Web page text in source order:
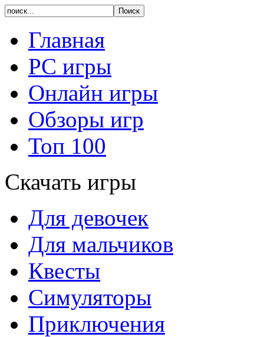
Главная
PC игры
Онлайн игры
Обзоры игр
Топ 100
Скачать игры
Для девочек
Для мальчиков
Квесты
Симуляторы
Приключения